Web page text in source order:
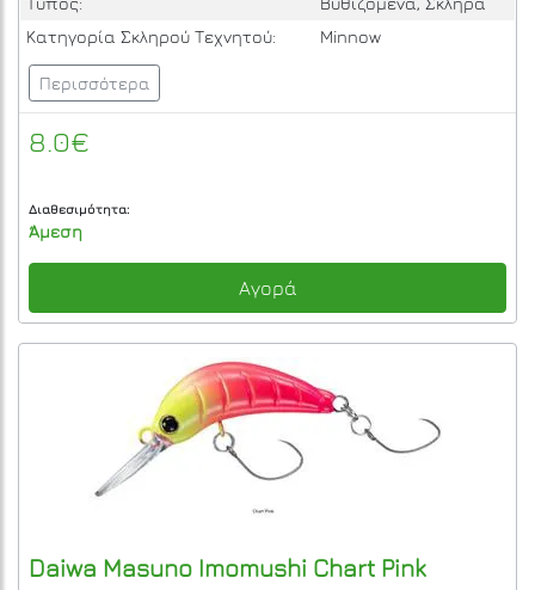
Κατηγορία Σκληρού Τεχνητού:
Minnow
Περισσότερα
8.0€
Διαθεσιμότητα:
Άμεση
Αγορά
Daiwa Masuno Imomushi Chart Pink